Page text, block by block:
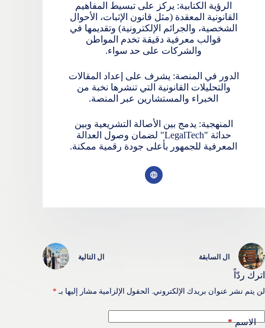
الرؤية الكتابية: يركز على تبسيط المفاهيم
القانونية المعقدة (مثل قانون الإثبات، الأحوال
الشخصية، والجرائم الإلكترونية) وتقديمها في
قوالب معرفية دقيقة تخدم المواطن
والشركات على حد سواء.
الدور في المنصة: يشرف على إعداد المقالات
والتحليلات القانونية التي تنشرها نخبة من
الخبراء والمستشارين عبر المنصة.
المنهجية: يدمج بين الأصالة التشريعية وبين
حداثة "LegalTech" لضمان وصول العدالة
المعرفية للجمهور بأعلى جودة رقمية ممكنة.
ال السابقة ال التالية
اترك ردّاً
لن يتم نشر عنوان بريدك الإلكتروني. الحقول الإلزامية مشار إليها بـ *
الاسم*